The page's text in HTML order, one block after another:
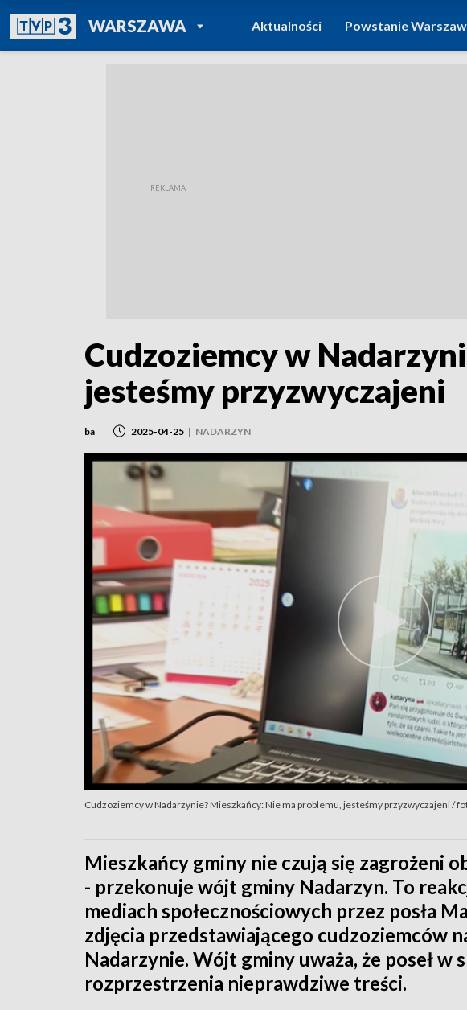
WARSZAWAPOWRÓT DO
TVP REGIONY
Aktualności Powstanie
Cudzoziemcy w
jesteśmy przyzwyczajeni
ba 2025-04-25 | NADARZYN
Cudzoziemcy w Nadarzynie? Mieszkańcy: Nie ma problemu, jesteśmy przyzwyczajeni /
Mieszkańcy gminy nie czują się zagrożeni
- przekonuje wójt gminy Nadarzyn. To
mediach społecznościowych przez posła
zdjęcia przedstawiającego cudzoziemców
Nadarzynie. Wójt gminy uważa, że poseł w
rozprzestrzenia nieprawdziwe treści.